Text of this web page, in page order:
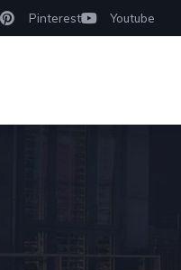
Pinterest Youtube